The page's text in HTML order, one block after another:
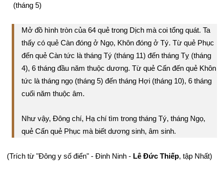
(tháng 5)
Mở đồ hình tròn của 64 quẻ trong Dịch mà coi tổng quát. Ta
thấy có quẻ Càn đóng ở Ngọ, Khôn đóng ở Tý. Từ quẻ Phục
đến quẻ Càn tức là tháng Tý (tháng 11) đến tháng Tỵ (tháng
4), 6 tháng đầu năm thuộc dương. Từ quẻ Cấn đến quẻ Khôn
tức là tháng ngọ (tháng 5) đến tháng Hợi (tháng 10), 6 tháng
cuối năm thuộc âm.
Như vậy, Đông chí, Hạ chí tìm trong tháng Tý, tháng Ngọ,
quẻ Cấn quẻ Phục mà biết dương sinh, âm sinh.
(Trích từ "Đông y số điển" - Đinh Ninh - Lê Đức Thiếp, tập Nhất)